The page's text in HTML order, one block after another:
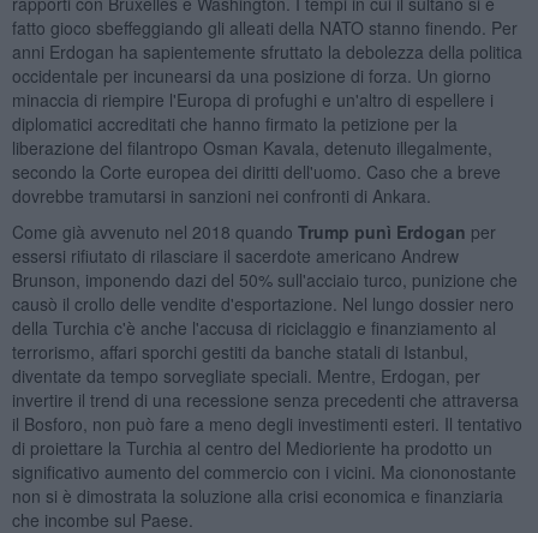
fatto gioco sbeffeggiando gli alleati della NATO stanno finendo. Per
anni Erdogan ha sapientemente sfruttato la debolezza della politica
occidentale per incunearsi da una posizione di forza. Un giorno
minaccia di riempire l'Europa di profughi e un'altro di espellere i
diplomatici accreditati che hanno firmato la petizione per la
liberazione del filantropo Osman Kavala, detenuto illegalmente,
secondo la Corte europea dei diritti dell'uomo. Caso che a breve
dovrebbe tramutarsi in sanzioni nei confronti di Ankara.
Come già avvenuto nel 2018 quando Trump punì Erdogan per
essersi rifiutato di rilasciare il sacerdote americano Andrew
Brunson, imponendo dazi del 50% sull'acciaio turco, punizione che
causò il crollo delle vendite d'esportazione. Nel lungo dossier nero
della Turchia c'è anche l'accusa di riciclaggio e finanziamento al
terrorismo, affari sporchi gestiti da banche statali di Istanbul,
diventate da tempo sorvegliate speciali. Mentre, Erdogan, per
invertire il trend di una recessione senza precedenti che attraversa
il Bosforo, non può fare a meno degli investimenti esteri. Il tentativo
di proiettare la Turchia al centro del Medioriente ha prodotto un
significativo aumento del commercio con i vicini. Ma ciononostante
non si è dimostrata la soluzione alla crisi economica e finanziaria
che incombe sul Paese.